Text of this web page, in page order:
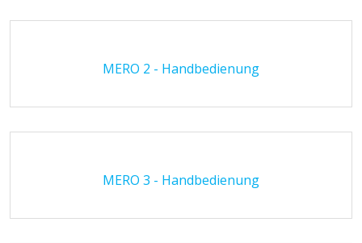
MERO 2 - Handbedienung
MERO 3 - Handbedienung